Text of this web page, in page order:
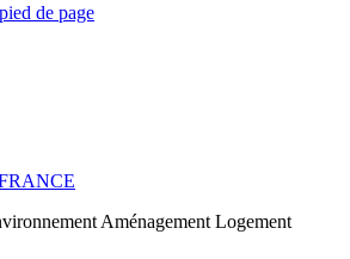
de page
Aménagement Logement